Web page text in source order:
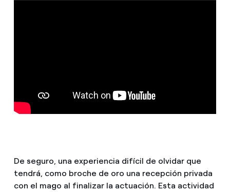
De seguro, una experiencia difícil de olvidar que
tendrá, como broche de oro una recepción privada
con el mago al finalizar la actuación. Esta actividad